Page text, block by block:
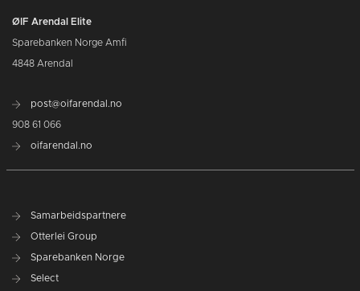
ØIF Arendal Elite
Sparebanken Norge Amfi
4848 Arendal
post@oifarendal.no
908 61 066
oifarendal.no
Samarbeidspartnere
Otterlei Group
Sparebanken Norge
Select